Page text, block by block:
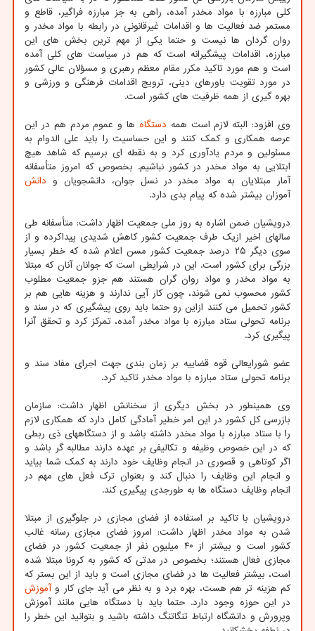
کلی مبارزه با مواد مخدر آمده، راهی به جز مبارزه فراگیر، قاطع و
مستمر ضد فعالیت ها و اقدامات غیرقانونی در رابطه با مواد مخدر و
روان گردان ها نیست و حتما یکی از مهم ترین بخش های این
مبارزه، اقدامات پیشگیرانه است که هم در سیاست های کلی آمده
است و هم مورد تاکید مکرر مقام معظم رهبری و مسؤلان عالی کشور
در مورد تقویت باورهای دینی، ترویج اقدامات فرهنگی و ورزشی و
بهره گیری از همه ظرفیت های کشور است.
وی افزود: البته لازم است همه دستگاه ها و عموم مردم هم در این
عرصه همکاری و کمک کنند و این حساسیت را باید علی الدوام به
مسئولین و مردم یادآوری کرد و به نقطه ای برسیم که شاهد هیچ
ابتلایی به مواد مخدر در کشور نباشیم. بخصوص که امروز متأسفانه
آمار مبتلایان به مواد مخدر در نسل جوان، دانشجویان و دانش
آموزان بیشتر شده که پیام بدی دارد.
درویشیان ضمن اشاره به روز ملی جمعیت اظهار داشت: متأسفانه طی
سالهای اخیر ازیک طرف جمعیت کشور کاهش شدیدی پیداکرده و از
سوی دیگر ۲۵ درصد جمعیت کشور مسن اعلام شده که خطر بسیار
بزرگی برای کشور است. این در شرایطی است که جوانان آنان که مبتلا
به مواد مخدر و مواد روان گران هستند هم جزو جمعیت مطلوب
کشور محسوب نمی شوند، چون کار آیی ندارند و هزینه هایی هم بر
کشور تحمیل می کنند ازاین رو حتما باید روی پیشگیری که در سند و
برنامه تحولی ستاد مبارزه با مواد مخدر آمده، تمرکز کرد و تحقق آنرا
پیگیری کرد.
عضو شورایعالی قوه قضاییه بر زمان بندی جهت اجرای مفاد سند و
برنامه تحولی ستاد مبارزه با مواد مخدر تاکید کرد.
وی همینطور در بخش دیگری از سخنانش اظهار داشت: سازمان
بازرسی کل کشور در این امر خطیر آمادگی کامل دارد که همکاری لازم
را با ستاد مبارزه با مواد مخدر داشته باشد و از دستگاههای ذی ربطی
که در این خصوص وظیفه و تکالیفی بر عهده دارند مطالبه گر باشد و
اگر کوتاهی و قصوری در انجام وظایف خود دارند به کمک شما بیاید
و انجام این وظایف را دنبال کند و بعنوان ترک فعل های مهم در
انجام وظایف دستگاه ها به طورجدی پیگیری کند.
درویشیان با تاکید بر استفاده از فضای مجازی در جلوگیری از مبتلا
شدن به مواد مخدر اظهار داشت: امروز فضای مجازی رسانه غالب
کشور است و بیشتر از ۴۰ میلیون نفر از جمعیت کشور در فضای
مجازی فعال هستند؛ بخصوص در مدتی که کشور به کرونا مبتلا شده
است، بیشتر فعالیت ها در فضای مجازی است و باید از این بستر که
کم هزینه تر هم هست، بهره برد و به نظر می آید جای کار وآموزش
در این حوزه وجود دارد. حتما باید با دستگاه هایی مانند آموزش
وپرورش و دانشگاه ارتباط تنگاتنگ داشته باشید و بتوانید این خطر را